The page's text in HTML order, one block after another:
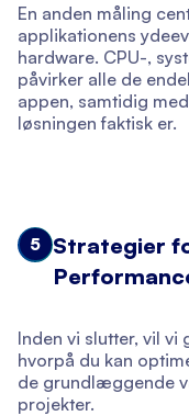
En anden måling
applikationens
hardware. CPU-,
påvirker alle de
appen, samtidig
løsningen faktisk er.
5
Strategier
Inden vi slutter, vil vi
hvorpå du kan
de grundlæggende
projekter.